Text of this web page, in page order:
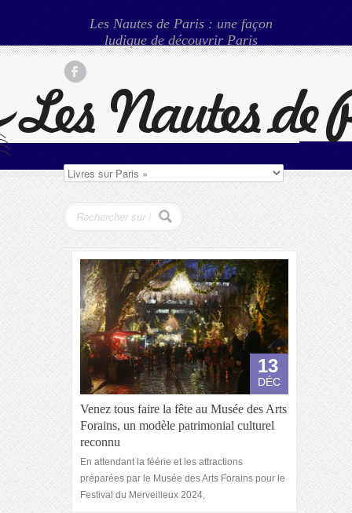
Les Nautes de Paris : une façon
ludique de découvrir Paris
13
DÉC
Venez tous faire la fête au Musée des Arts
Forains, un modèle patrimonial culturel
reconnu
En attendant la féérie et les attractions
préparées par le Musée des Arts Forains pour le
Festival du Merveilleux 2024,